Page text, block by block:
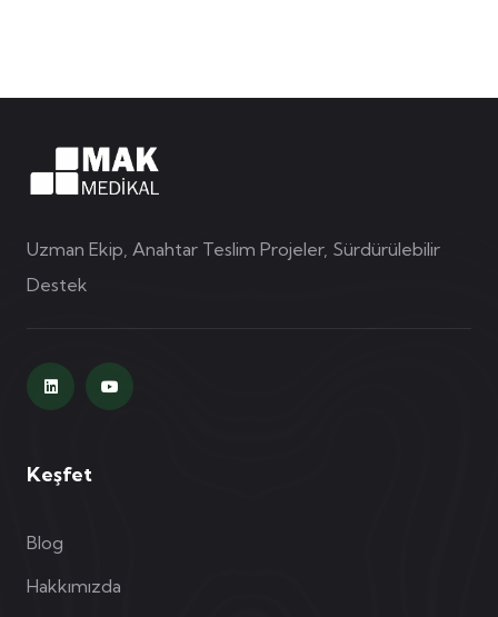
Uzman Ekip, Anahtar Teslim Projeler, Sürdürülebilir
Destek
Keşfet
Blog
Hakkımızda